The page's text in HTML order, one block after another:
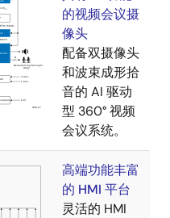
的视频会议摄
像头
配备双摄像头
和波束成形拾
音的 AI 驱动
型 360° 视频
会议系统。
高端功能丰富
的 HMI 平台
灵活的 HMI